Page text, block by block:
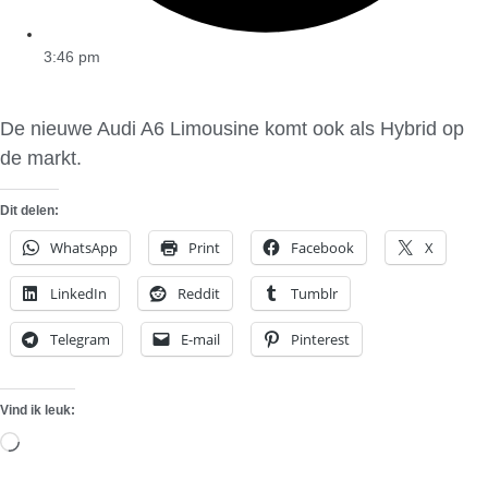
3:46 pm
De nieuwe Audi A6 Limousine komt ook als Hybrid op
de markt.
Dit delen:
WhatsApp Print Facebook X
LinkedIn Reddit Tumblr
Telegram E-mail Pinterest
Vind ik leuk:
Aan